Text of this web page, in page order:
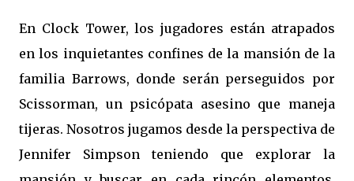
En Clock Tower, los jugadores están atrapados
en los inquietantes confines de la mansión de la
familia Barrows, donde serán perseguidos por
Scissorman, un psicópata asesino que maneja
tijeras. Nosotros jugamos desde la perspectiva de
Jennifer Simpson teniendo que explorar la